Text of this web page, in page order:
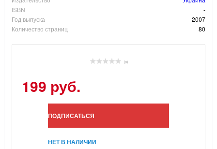
ISBN
-
Год выпуска
2007
Количество страниц
80
(0)
199 руб.
ПОДПИСАТЬСЯ
НЕТ В НАЛИЧИИ